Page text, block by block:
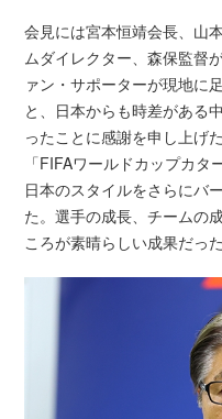
会見には宮本恒靖会長、山
ムダイレクター、森保監督
ァン・サポーターが現地に
と、日本からも時差がある
ったことに感謝を申し上げ
「FIFAワールドカップカ
日本のスタイルをさらにバ
た。選手の成長、チームの
ころが素晴らしい成果だっ